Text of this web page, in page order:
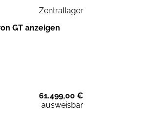
Zentrallager
GT anzeigen
61.499,00 €
ausweisbar